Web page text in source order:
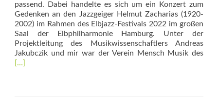
passend. Dabei handelte es sich um ein Konzert zum
Gedenken an den Jazzgeiger Helmut Zacharias (1920-
2002) im Rahmen des Elbjazz-Festivals 2022 im großen
Saal der Elbphilharmonie Hamburg. ­Unter der
Projektleitung des Musikwissenschaftlers Andreas
Jakubczik und mir war der Verein Mensch Musik des
[…]